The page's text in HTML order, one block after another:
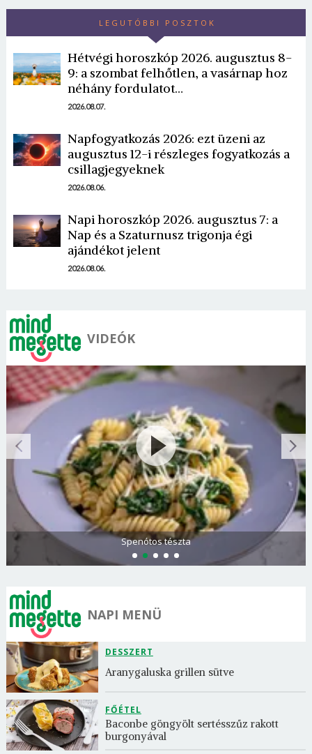
LEGUTÓBBI POSZTOK
Hétvégi horoszkóp 2026. augusztus 8-
9: a szombat felhőtlen, a vasárnap hoz
néhány fordulatot…
2026.08.07.
Napfogyatkozás 2026: ezt üzeni az
augusztus 12-i részleges fogyatkozás a
csillagjegyeknek
2026.08.06.
Napi horoszkóp 2026. augusztus 7: a
Nap és a Szaturnusz trigonja égi
ajándékot jelent
2026.08.06.
VIDEÓK
Olasz és görög paradicsomsaláta
NAPI MENÜ
DESSZERT
Aranygaluska grillen sütve
FŐÉTEL
Baconbe göngyölt sertésszűz rakott
burgonyával